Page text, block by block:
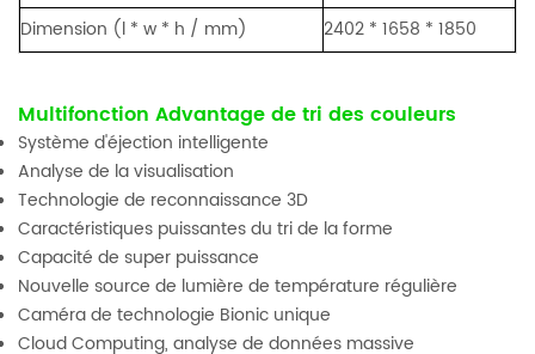
Dimension (l * w * h / mm)
2402 * 1658 * 1850
Multifonction Advantage de tri des couleurs
Système d'éjection intelligente
Analyse de la visualisation
Technologie de reconnaissance 3D
Caractéristiques puissantes du tri de la forme
Capacité de super puissance
Nouvelle source de lumière de température régulière
Caméra de technologie Bionic unique
Cloud Computing, analyse de données massive